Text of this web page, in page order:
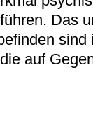
Das
auf